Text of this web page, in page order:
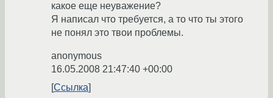
какое еще неуважение?
Я написал что требуется, а то что ты этого
не понял это твои проблемы.
anonymous
16.05.2008 21:47:40 +00:00
Ссылка